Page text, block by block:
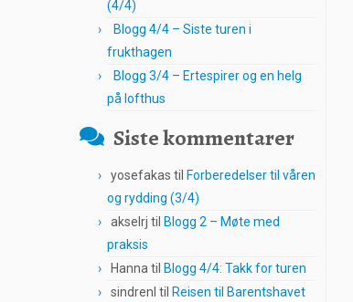
(4/4)
Blogg 4/4 – Siste turen i
frukthagen
Blogg 3/4 – Ertespirer og en helg
på lofthus
Siste kommentarer
yosefakas til Forberedelser til våren
og rydding (3/4)
akselrj til Blogg 2 – Møte med
praksis
Hanna til Blogg 4/4: Takk for turen
sindrenl til Reisen til Barentshavet